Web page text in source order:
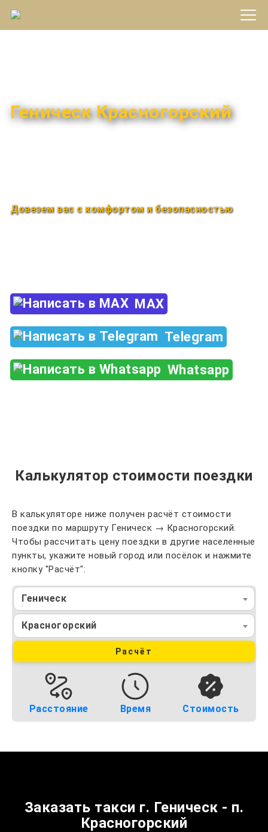
Геническ Красногорский
Довезем вас с комфортом и безопасностью
MAX
Telegram
Whatsapp
Калькулятор стоимости поездки
В калькуляторе ниже получен расчёт стоимости
поездки по маршруту Геническ → Красногорский.
Чтобы рассчитать цену поездки в другие населенные
пункты, укажите новый город или посёлок и нажмите
кнопку "Расчёт":
Геническ
Красногорский
Расчёт
Расстояние Время Стоимость
Заказать такси г. Геническ - п.
Красногорский